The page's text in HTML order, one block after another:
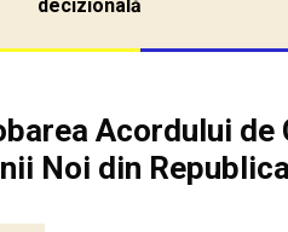
decizională
Acordului de
Noi din